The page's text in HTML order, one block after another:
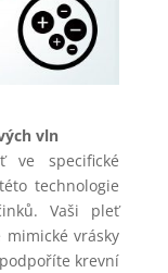
vln
ve specifické
technologie
Vaši pleť
vrásky
krevní